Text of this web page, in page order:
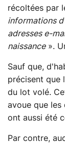
récoltées par
informations
adresses e-
naissance».
Sauf que,
précisent que
du lot volé.
avoue que les
ont aussi été
Par contre,